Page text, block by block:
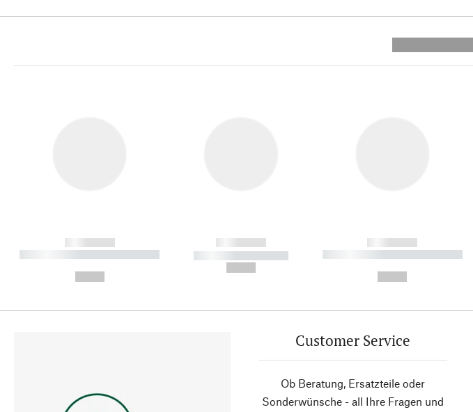
------------
----------- ----------- ----------
------------
----------- -----------
------------
----------- ----------- ----------
Customer Service
Ob Beratung, Ersatzteile oder
Sonderwünsche - all Ihre Fragen und